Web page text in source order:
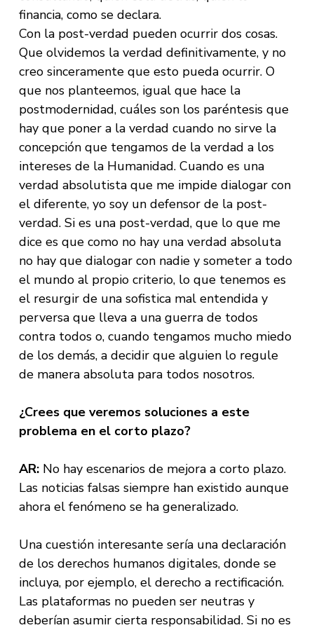
financia, como se declara.
Con la post-verdad pueden ocurrir dos cosas.
Que olvidemos la verdad definitivamente, y no
creo sinceramente que esto pueda ocurrir. O
que nos planteemos, igual que hace la
postmodernidad, cuáles son los paréntesis que
hay que poner a la verdad cuando no sirve la
concepción que tengamos de la verdad a los
intereses de la Humanidad. Cuando es una
verdad absolutista que me impide dialogar con
el diferente, yo soy un defensor de la post-
verdad. Si es una post-verdad, que lo que me
dice es que como no hay una verdad absoluta
no hay que dialogar con nadie y someter a todo
el mundo al propio criterio, lo que tenemos es
el resurgir de una sofistica mal entendida y
perversa que lleva a una guerra de todos
contra todos o, cuando tengamos mucho miedo
de los demás, a decidir que alguien lo regule
de manera absoluta para todos nosotros.
¿Crees que veremos soluciones a este
problema en el corto plazo?
AR:No hay escenarios de mejora a corto plazo.
Las noticias falsas siempre han existido aunque
ahora el fenómeno se ha generalizado.
Una cuestión interesante sería una declaración
de los derechos humanos digitales, donde se
incluya, por ejemplo, el derecho a rectificación.
Las plataformas no pueden ser neutras y
deberían asumir cierta responsabilidad. Si no es